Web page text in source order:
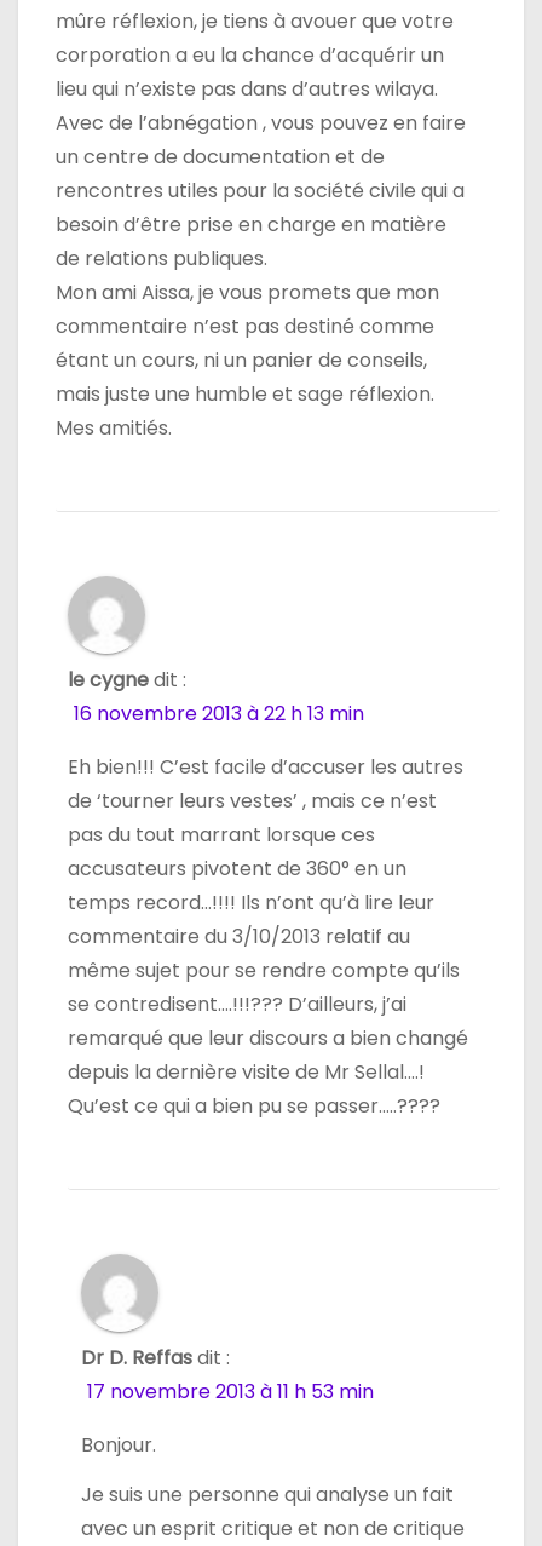
mûre réflexion, je tiens à avouer que votre
corporation a eu la chance d’acquérir un
lieu qui n’existe pas dans d’autres wilaya.
Avec de l’abnégation , vous pouvez en faire
un centre de documentation et de
rencontres utiles pour la société civile qui a
besoin d’être prise en charge en matière
de relations publiques.
Mon ami Aissa, je vous promets que mon
commentaire n’est pas destiné comme
étant un cours, ni un panier de conseils,
mais juste une humble et sage réflexion.
Mes amitiés.
le cygnedit :
16 novembre 2013 à 22 h 13 min
Eh bien!!! C’est facile d’accuser les autres
de ‘tourner leurs vestes’ , mais ce n’est
pas du tout marrant lorsque ces
accusateurs pivotent de 360° en un
temps record…!!!! Ils n’ont qu’à lire leur
commentaire du 3/10/2013 relatif au
même sujet pour se rendre compte qu’ils
se contredisent….!!!??? D’ailleurs, j’ai
remarqué que leur discours a bien changé
depuis la dernière visite de Mr Sellal….!
Qu’est ce qui a bien pu se passer…..????
Dr D. Reffasdit :
17 novembre 2013 à 11 h 53 min
Bonjour.
Je suis une personne qui analyse un fait
avec un esprit critique et non de critique